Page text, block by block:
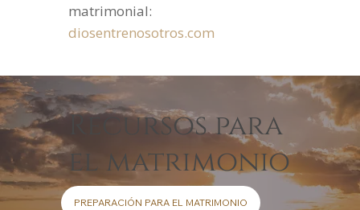
matrimonial:
diosentrenosotros.com
Recursos para
el matrimonio
PREPARACIÓN PARA EL MATRIMONIO